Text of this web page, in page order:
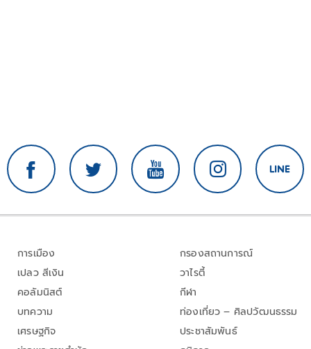
การเมือง
เปลว สีเงิน
คอลัมนิสต์
บทความ
เศรษฐกิจ
กรองสถานการณ์
วาไรตี้
กีฬา
ท่องเที่ยว – ศิลปวัฒนธรรม
ประชาสัมพันธ์